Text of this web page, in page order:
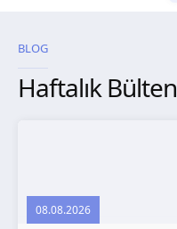
BLOG
Haftalık Bülten
08.08.2026